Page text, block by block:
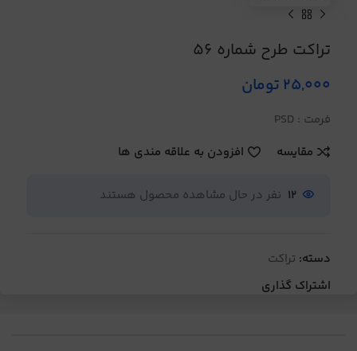
تراکت طرح شماره 56
25,000تومان
فرمت : PSD
مقایسه
افزودن به علاقه مندی ها
12 نفر در حال مشاهده محصول هستند
دسته: تراکت
اشتراک گذاری